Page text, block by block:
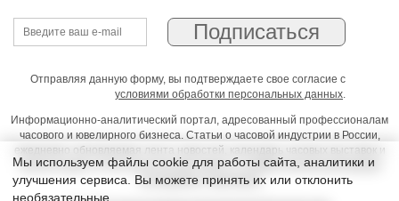
Отправляя данную форму, вы подтверждаете свое согласие с
условиями обработки персональных данных.
Информационно-аналитический портал, адресованный профессионалам
часового и ювелирного бизнеса. Статьи о часовой индустрии в России,
ежедневно обновляемая лента новостей, календарь часовых выставок и
презентаций, on-line консультации юриста, профессиональный форум
часовщиков и ювелиров
Мы используем файлы cookie для работы сайта, аналитики и
улучшения сервиса. Вы можете принять их или отклонить
необязательные.